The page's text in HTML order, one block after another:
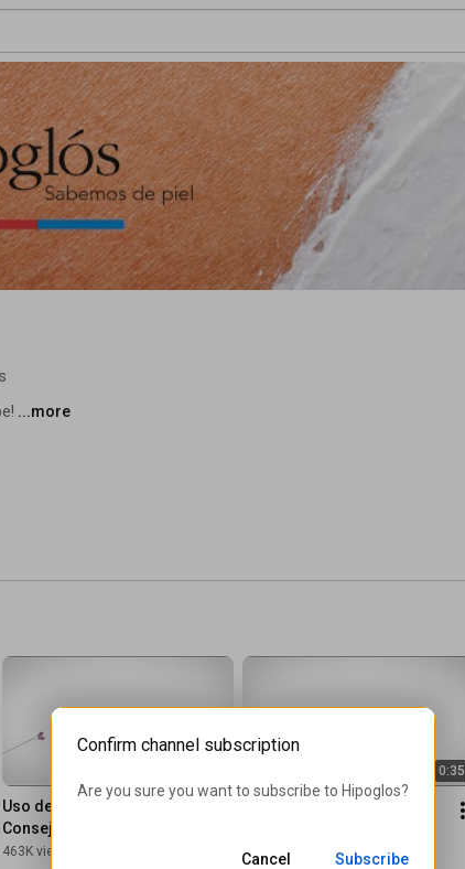
...more
Uso de tecnología -
Consejos para hacer un
buen uso
463K views
0:35
621K views 6 years ago
Confirm channel subscription
Are you sure you want to subscribe to Hipoglos?
Cancel Subscribe